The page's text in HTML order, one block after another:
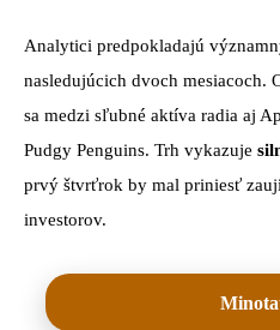
Analytici predpokladajú
nasledujúcich dvoch mesiacoch.
sa medzi sľubné aktíva radia aj
Pudgy Penguins. Trh vykazuje
prvý štvrťrok by mal priniesť
investorov.